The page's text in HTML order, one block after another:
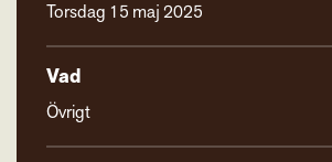
Torsdag 15 maj 2025
Vad
Övrigt